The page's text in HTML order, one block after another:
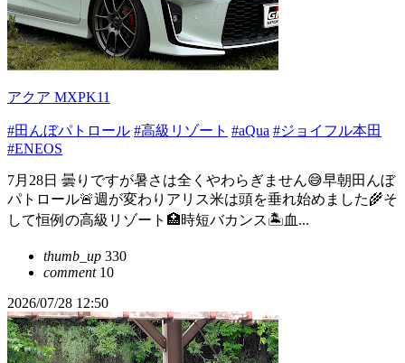
アクア MXPK11
#田んぼパトロール #高級リゾート #aQua #ジョイフル本田
#ENEOS
7月28日 曇りですが暑さは全くやわらぎません😅早朝田んぼ
パトロール🚨週が変わりアリス米は頭を垂れ始めました🌾そ
して恒例の高級リゾート🏥時短バカンス🏝️血...
thumb_up 330
comment10
2026/07/28 12:50